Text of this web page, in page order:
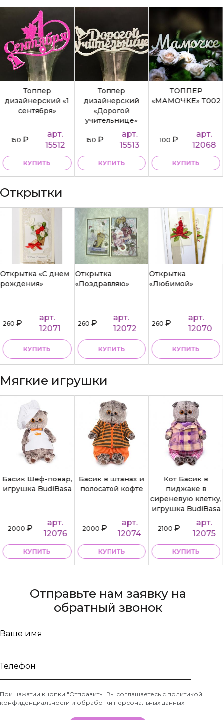
Топпер
дизайнерский «1
сентября»
150₽
арт.
15512
КУПИТЬ
Топпер
дизайнерский
«Дорогой
учительнице»
150₽
арт.
15513
КУПИТЬ
ТОППЕР
«МАМОЧКЕ» Т002
100₽
арт.
12068
КУПИТЬ
Открытки
Открытка «С днем
рождения»
260₽
арт.
12071
КУПИТЬ
Открытка
«Поздравляю»
260₽
арт.
12072
КУПИТЬ
Открытка
«Любимой»
260₽
арт.
12070
КУПИТЬ
Мягкие игрушки
Басик Шеф-повар,
игрушка BudiBasa
2000₽
арт.
12076
КУПИТЬ
Басик в штанах и
полосатой кофте
2000₽
арт.
12074
КУПИТЬ
Кот Басик в
пиджаке в
сиреневую клетку,
игрушка BudiBasa
2100₽
арт.
12075
КУПИТЬ
Отправьте нам заявку на
обратный звонок
Ваше
Телефон
*
При нажатии кнопки "Отправить" Вы соглашаетесь с политикой
конфиденциальности и обработки персональных данных